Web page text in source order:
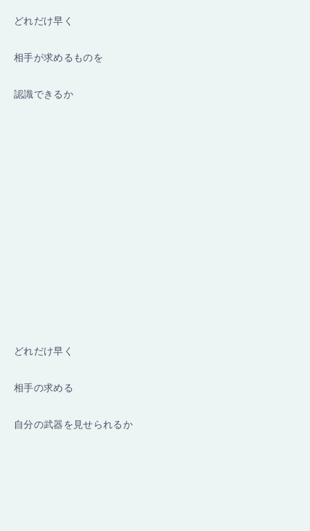
どれだけ早く
相手が求めるものを
認識できるか
どれだけ早く
相手の求める
自分の武器を見せられるか